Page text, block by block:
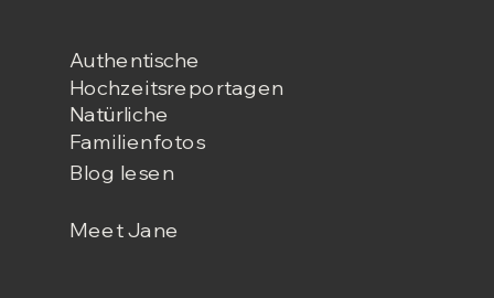
Authentische
Hochzeitsreportagen
Natürliche
Familienfotos
Blog lesen
Meet Jane